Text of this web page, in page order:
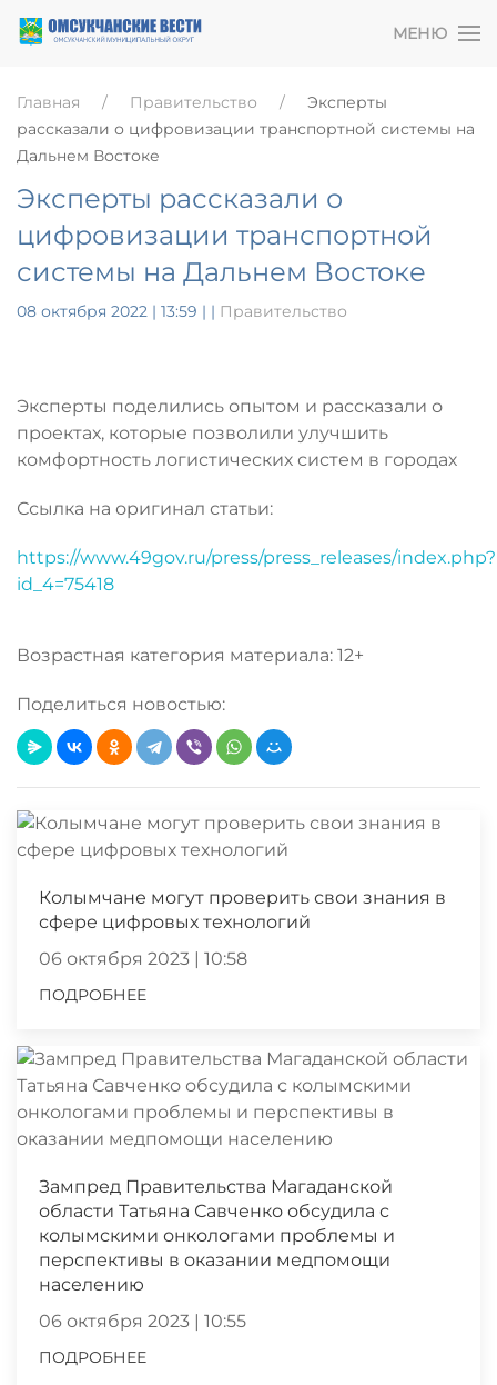
МЕНЮ
Главная Правительство
Эксперты
рассказали о цифровизации транспортной системы на
Дальнем Востоке
Эксперты рассказали о
цифровизации транспортной
системы на Дальнем Востоке
08 октября 2022 | 13:59 | | Правительство
Эксперты поделились опытом и рассказали о
проектах, которые позволили улучшить
комфортность логистических систем в городах
Ссылка на оригинал статьи:
https://www.49gov.ru/press/press_releases/index.php?
id_4=75418
Возрастная категория материала: 12+
Поделиться новостью:
Колымчане могут проверить свои знания в
сфере цифровых технологий
06 октября 2023 | 10:58
ПОДРОБНЕЕ
Зампред Правительства Магаданской
области Татьяна Савченко обсудила с
колымскими онкологами проблемы и
перспективы в оказании медпомощи
населению
06 октября 2023 | 10:55
ПОДРОБНЕЕ